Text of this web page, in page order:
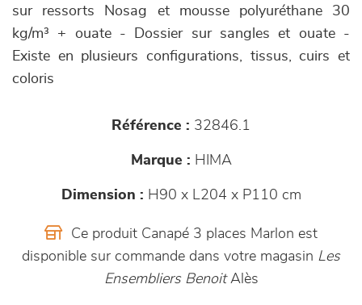
sur ressorts Nosag et mousse polyuréthane 30
kg/m³ + ouate - Dossier sur sangles et ouate -
Existe en plusieurs configurations, tissus, cuirs et
coloris
Référence : 32846.1
Marque : HIMA
Dimension : H90 x L204 x P110 cm
Ce produit Canapé 3 places Marlon est
disponible sur commande dans votre magasin Les
Ensembliers BenoitAlès